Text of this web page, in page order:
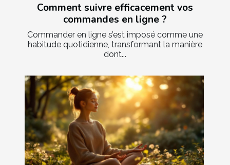
Comment suivre efficacement vos
commandes en ligne ?
Commander en ligne s’est imposé comme une
habitude quotidienne, transformant la manière
dont...